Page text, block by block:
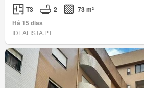
T3 2
73 m²
Há 15 dias
IDEALISTA.PT